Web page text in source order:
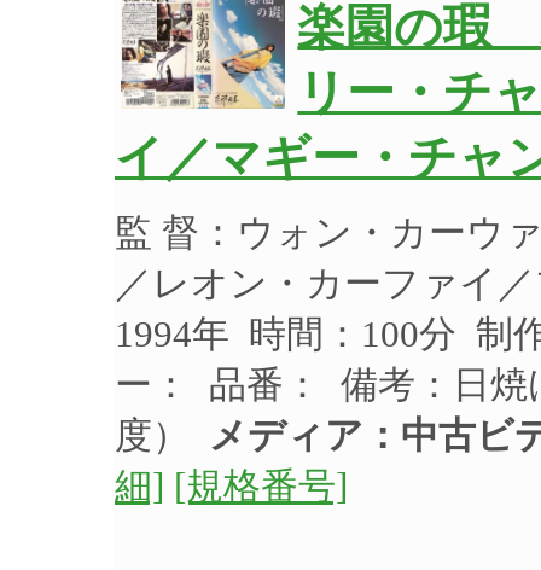
楽園の瑕
リー・チ
イ／マギー・チャ
監 督：ウォン・カーウ
／レオン・カーファイ
1994年 時間：100分 制
ー： 品番： 備考：日焼
度） メディア：中古ビ
細] [規格番号]